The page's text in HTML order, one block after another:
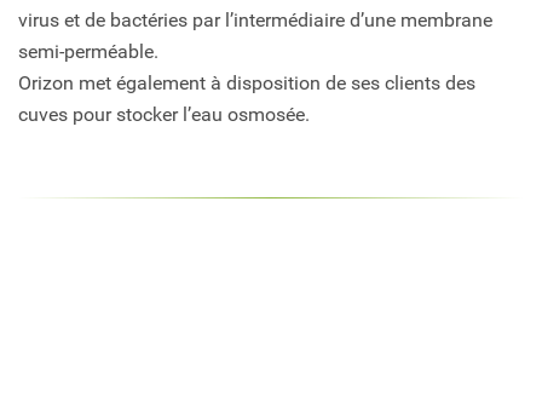
virus et de bactéries par l’intermédiaire d’une membrane
semi-perméable.
Orizon met également à disposition de ses clients des
cuves pour stocker l’eau osmosée.